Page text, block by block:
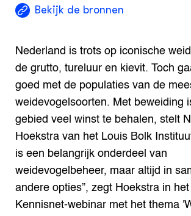
Bekijk de bronnen
Nederland is trots op iconische
de grutto, tureluur en kievit. Toch
goed met de populaties van de
weidevogelsoorten. Met beweiding
gebied veel winst te behalen, stelt
Hoekstra van het Louis Bolk
is een belangrijk onderdeel van
weidevogelbeheer, maar altijd in
andere opties”, zegt Hoekstra in
Kennisnet-webinar met het thema